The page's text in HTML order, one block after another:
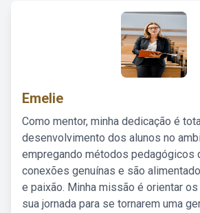
Emelie
Como mentor, minha dedicação é
desenvolvimento dos alunos no
empregando métodos pedagógicos
conexões genuínas e são
e paixão. Minha missão é orientar
sua jornada para se tornarem uma